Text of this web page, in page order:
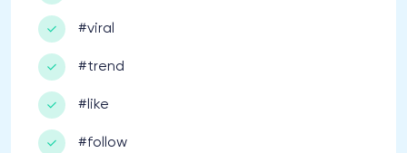
#viral
#trend
#like
#follow